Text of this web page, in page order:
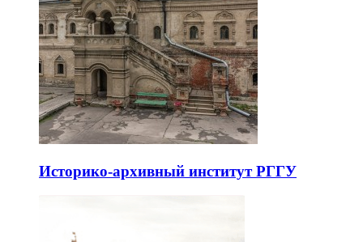
Историко-архивный институт РГГУ